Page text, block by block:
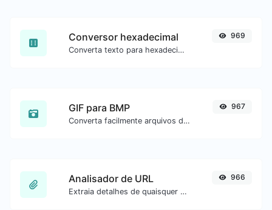
Conversor hexadecimal
Converta texto para hexadecimal e o contrário para qualquer entrada de string.
969
GIF para BMP
Converta facilmente arquivos de imagem GIF para BMP.
967
Analisador de URL
Extraia detalhes de quaisquer URLs.
966